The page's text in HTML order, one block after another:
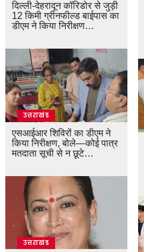
दिल्ली-देहरादून कॉरिडोर से जुड़ी
12 किमी ग्रीनफील्ड बाईपास का
डीएम ने किया निरीक्षण…
उत्तराखंड
एसआईआर शिविरों का डीएम ने
किया निरीक्षण, बोले—कोई पात्र
मतदाता सूची से न छूटे…
उत्तराखंड